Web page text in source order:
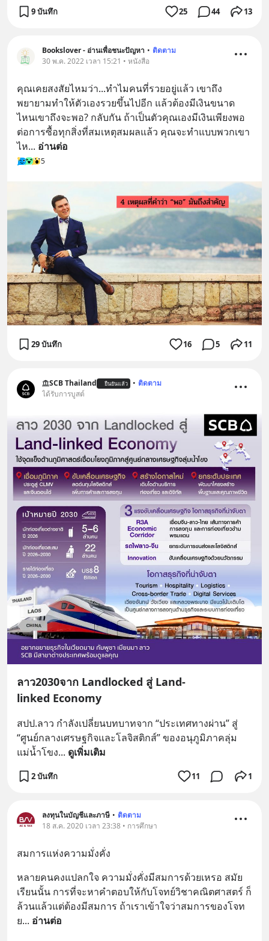
9 บันทึก 25 44 13
Bookslover - อ่านเพื่อชนะปัญหา • ติดตาม
30 พ.ค. 2022 เวลา 15:21 • หนังสือ
คุณเคยสงสัยไหมว่า...ทำไมคนที่รวยอยู่แล้ว เขาถึง
พยายามทำให้ตัวเองรวยขึ้นไปอีก แล้วต้องมีเงินขนาด
ไหนเขาถึงจะพอ? กลับกัน ถ้าเป็นตัวคุณเองมีเงินเพียงพอ
ต่อการซื้อทุกสิ่งที่สมเหตุสมผลแล้ว คุณจะทำแบบพวกเขา
ไห... อ่านต่อ
5
29 บันทึก 16 5 11
SCB Thailand ยืนยันแล้ว • ติดตาม
ได้รับการบูสต์
ลาว2030จาก Landlocked สู่ Land-
linked Economy
สปป.ลาว กำลังเปลี่ยนบทบาทจาก “ประเทศทางผ่าน” สู่
“ศูนย์กลางเศรษฐกิจและโลจิสติกส์” ของอนุภูมิภาคลุ่ม
แม่น้ำโขง... ดูเพิ่มเติม
2 บันทึก 11 1
ลงทุนในบัญชีและภาษี • ติดตาม
18 ส.ค. 2020 เวลา 23:38 • การศึกษา
สมการแห่งความมั่งคั่ง
หลายคนคงแปลกใจ ความมั่งคั่งมีสมการด้วยเหรอ สมัย
เรียนนั้น การที่จะหาคำตอบให้กับโจทย์วิชาคณิตศาสตร์ ก็
ล้วนแล้วแต่ต้องมีสมการ ถ้าเราเข้าใจว่าสมการของโจท
ย... อ่านต่อ